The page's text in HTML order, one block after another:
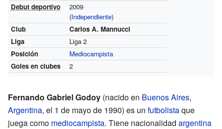
Debut deportivo
2009
(Independiente)
Club
Carlos A. Mannucci
Liga
Liga 2
Posición
Mediocampista
Goles en clubes
2
Fernando Gabriel Godoy (nacido en Buenos Aires,
Argentina, el 1 de mayo de 1990) es un futbolistaque
juega como mediocampista. Tiene nacionalidad argentina